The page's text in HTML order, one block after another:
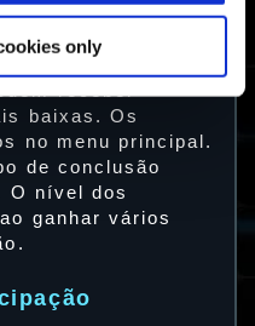
only
Provação
receber
baixas. Os
no menu principal.
de conclusão
O nível dos
ganhar vários